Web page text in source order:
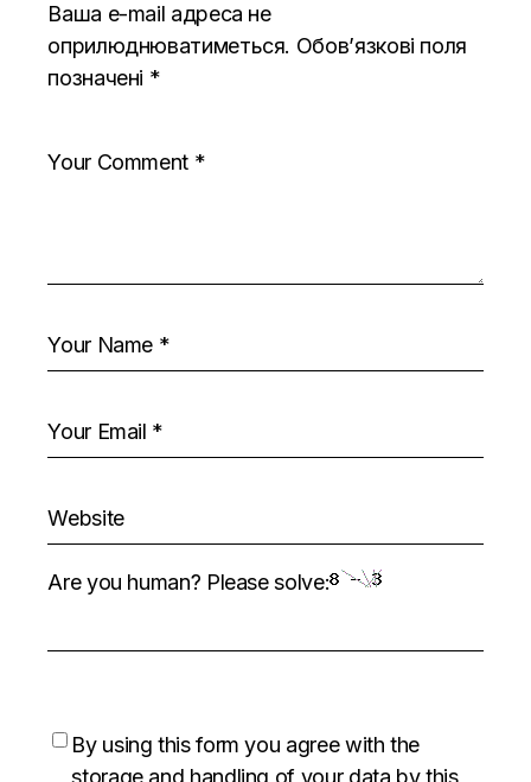
Ваша e-mail адреса не
оприлюднюватиметься. Обов’язкові поля
позначені *
Are you human? Please solve:
By using this form you agree with the
storage and handling of your data by this